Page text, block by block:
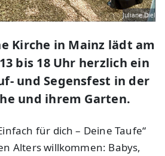
Juliane Diel
Kirche in Mainz lädt am
bis 18 Uhr herzlich ein
und Segensfest in der
und ihrem Garten.
für dich – Deine Taufe“
Alters willkommen: Babys,